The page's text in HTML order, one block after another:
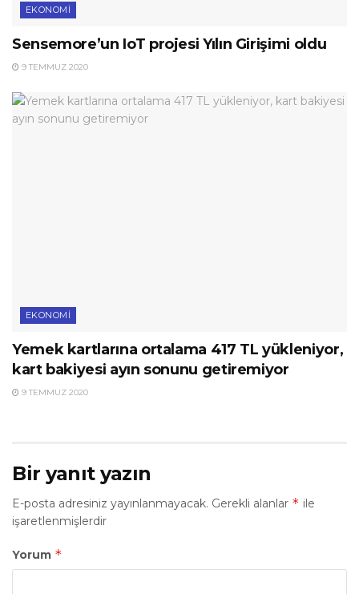
EKONOMI
Sensemore’un IoT projesi Yılın Girişimi oldu
9 TEMMUZ 2020
EKONOMI
Yemek kartlarına ortalama 417 TL yükleniyor,
kart bakiyesi ayın sonunu getiremiyor
9 TEMMUZ 2020
Bir yanıt yazın
E-posta adresiniz yayınlanmayacak. Gerekli alanlar * ile
işaretlenmişlerdir
Yorum *